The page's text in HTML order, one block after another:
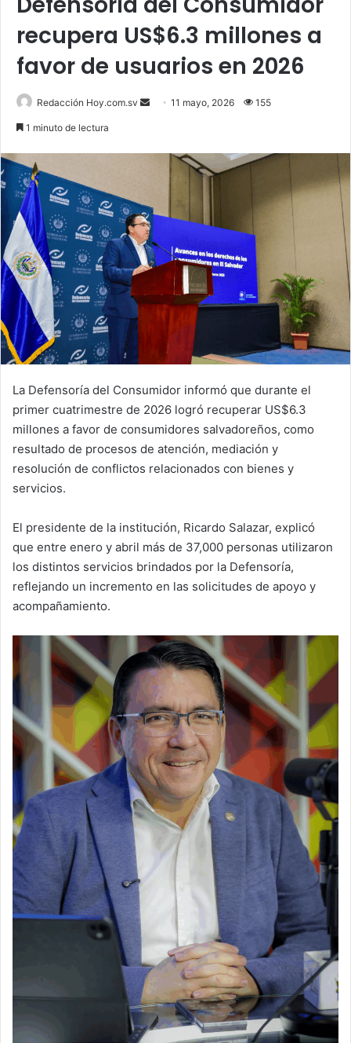
recupera US$6.3 millones a
favor de usuarios en 2026
Redacción Hoy.com.sv
Send11 mayo, 2026 155
1 minuto de lectura
La Defensoría del Consumidor informó que durante el
primer cuatrimestre de 2026 logró recuperar US$6.3
millones a favor de consumidores salvadoreños, como
resultado de procesos de atención, mediación y
resolución de conflictos relacionados con bienes y
servicios.
El presidente de la institución, Ricardo Salazar, explicó
que entre enero y abril más de 37,000 personas utilizaron
los distintos servicios brindados por la Defensoría,
reflejando un incremento en las solicitudes de apoyo y
acompañamiento.